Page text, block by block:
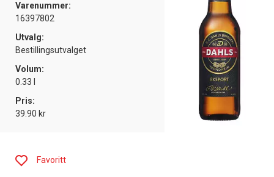
Varenummer:
16397802
Utvalg:
Bestillingsutvalget
Volum:
0.33 l
Pris:
39.90 kr
Favoritt